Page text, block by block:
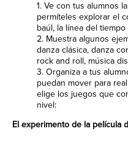
1. Ve con tus alumnos
permíteles explorar el
baúl, la línea del
2. Muestra algunos
danza clásica, danza
rock and roll, música
3. Organiza a tus
puedan mover para
elige los juegos que
nivel:
El experimento de la película